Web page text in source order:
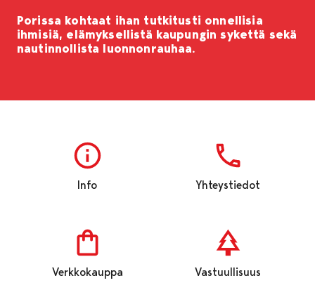
Porissa kohtaat ihan tutkitusti onnellisia
ihmisiä, elämyksellistä kaupungin sykettä sekä
nautinnollista luonnonrauhaa.
Info Yhteystiedot
Verkkokauppa Vastuullisuus